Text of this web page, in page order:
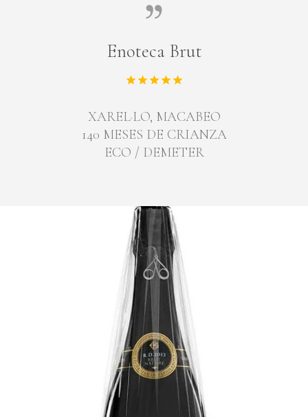
Enoteca Brut
XAREL·LO, MACABEO
140 MESES DE CRIANZA
ECO / DEMETER